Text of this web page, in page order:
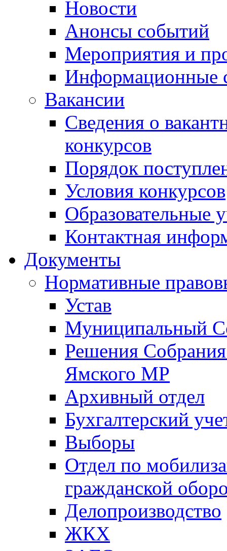
Новости
Анонсы событий
Мероприятия и
Информационные
Вакансии
Сведения о
конкурсов
Порядок
Условия конкурсов
Образовательные
Контактная
Документы
Нормативные
Устав
Муниципальный
Решения
Ямского МР
Архивный отдел
Бухгалтерский
Выборы
Отдел по
гражданской
Делопроизводство
ЖКХ